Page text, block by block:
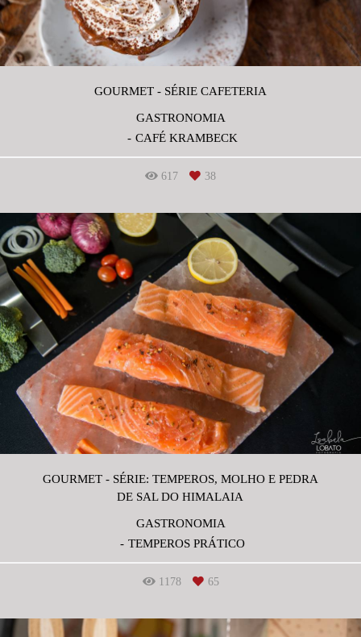
GOURMET - SÉRIE CAFETERIA
GASTRONOMIA
CAFÉ KRAMBECK
617 38
GOURMET - SÉRIE: TEMPEROS, MOLHO E PEDRA
DE SAL DO HIMALAIA
GASTRONOMIA
TEMPEROS PRÁTICO
1178 65